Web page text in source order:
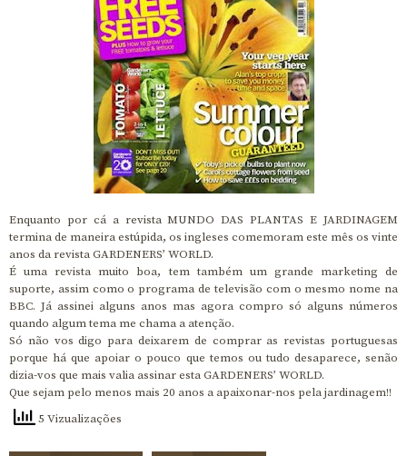
Enquanto por cá a revista MUNDO DAS PLANTAS E JARDINAGEM
termina de maneira estúpida, os ingleses comemoram este mês os vinte
anos da revista GARDENERS’ WORLD.
É uma revista muito boa, tem também um grande marketing de
suporte, assim como o programa de televisão com o mesmo nome na
BBC. Já assinei alguns anos mas agora compro só alguns números
quando algum tema me chama a atenção.
Só não vos digo para deixarem de comprar as revistas portuguesas
porque há que apoiar o pouco que temos ou tudo desaparece, senão
dizia-vos que mais valia assinar esta GARDENERS’ WORLD.
Que sejam pelo menos mais 20 anos a apaixonar-nos pela jardinagem!!
5 Vizualizações